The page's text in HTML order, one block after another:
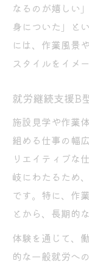
なるのが嬉しい
身についた」と
には、作業風景
スタイルをイメ
就労継続支援B
施設見学や作業
組める仕事の幅
リエイティブな
岐にわたるため
です。特に、作
とから、長期的
体験を通じて、
的な一般就労へ